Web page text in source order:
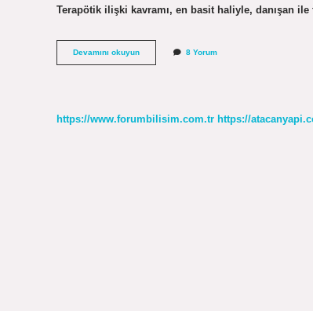
Terapötik ilişki kavramı, en basit haliyle, danışan
Devamını okuyunProfesyonel
Ilişki
8 Yorum
https://www.forumbilisim.com.tr https://